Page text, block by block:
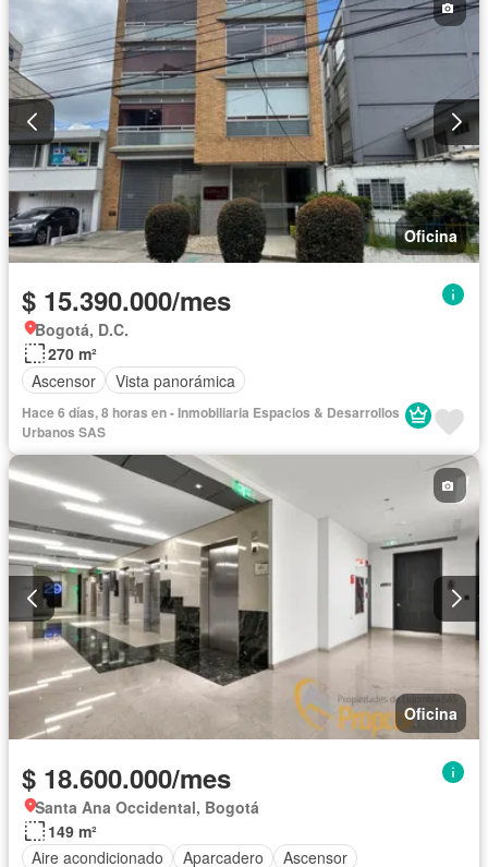
Oficina
$ 15.390.000/mes
Bogotá, D.C.
270 m²
Ascensor
Vista panorámica
Hace 6 días, 8 horas en - Inmobiliaria Espacios & Desarrollos
Urbanos SAS
Oficina
$ 18.600.000/mes
Santa Ana Occidental, Bogotá
149 m²
Aire acondicionado
Aparcadero
Ascensor